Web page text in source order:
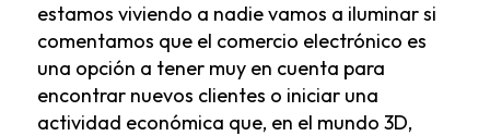
estamos viviendo a nadie vamos a iluminar si
comentamos que el comercio electrónico es
una opción a tener muy en cuenta para
encontrar nuevos clientes o iniciar una
actividad económica que, en el mundo 3D,